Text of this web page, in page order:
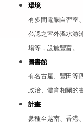
環境
有多間電腦自習室
公認之室外溫水游
場等，設施豐富。
圖書館
有名古屋、豐田等
政治、體育相關的
計畫
數種至越南、香港